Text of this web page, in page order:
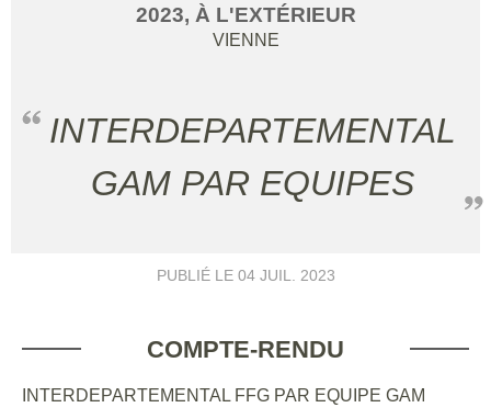
2023, À L'EXTÉRIEUR
VIENNE
INTERDEPARTEMENTAL
GAM PAR EQUIPES
PUBLIÉ LE 04 JUIL. 2023
COMPTE-RENDU
INTERDEPARTEMENTAL FFG PAR EQUIPE GAM